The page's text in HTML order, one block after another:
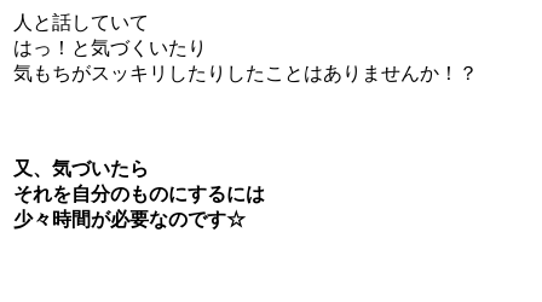
人と話していて
はっ！と気づくいたり
気もちがスッキリしたりしたことはありませんか！？
又、気づいたら
それを自分のものにするには
少々時間が必要なのです☆